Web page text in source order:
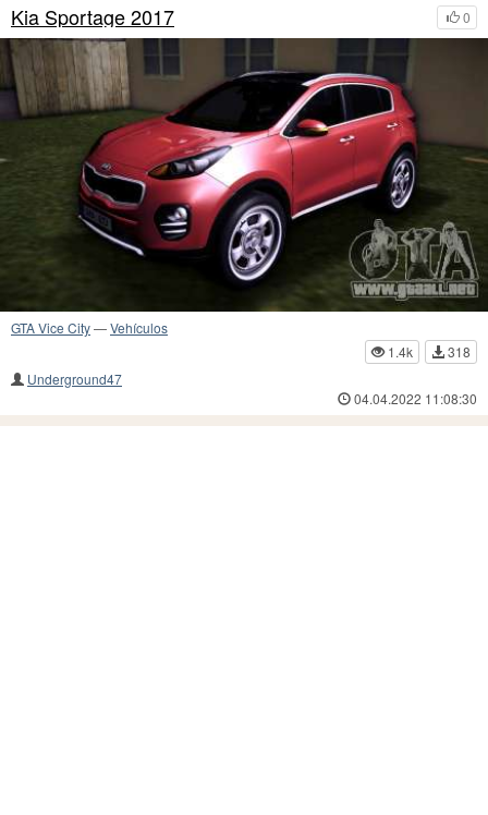
0
Kia Sportage 2017
GTA Vice City—Vehículos
1.4k
318
Underground47
04.04.2022 11:08:30